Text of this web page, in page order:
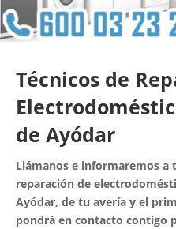
Técnicos de
de Ayódar
Llámanos e informaremos a
reparación de
Ayódar, de tu avería y el
pondrá en contacto contigo